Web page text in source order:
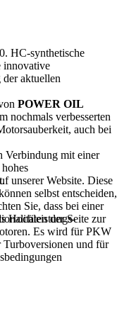
HC-synthetische
innovative
aktuellen
POWER OIL
nochmals verbesserten
auch bei
Verbindung mit einer
Hochleistungs-
Es wird für PKW
und für
unserer Website. Diese
selbst
Sie, dass bei einer
der Seite zur